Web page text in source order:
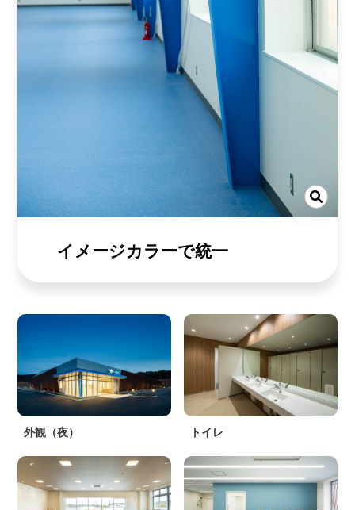
イメージカラーで統一
外観（夜） トイレ